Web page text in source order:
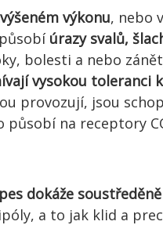
výkonu, nebo
úrazy svalů,
bolesti a nebo
vysokou toleranci
provozují, jsou
působí na receptory
dokáže
a to jak klid a